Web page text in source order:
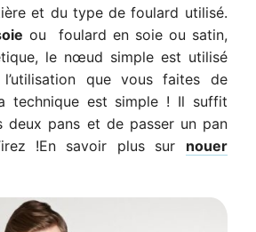
et du type de foulard utilisé.
ou foulard en soie ou satin,
le nœud simple est utilisé
que vous faites de
technique est simple ! Il suffit
deux pans et de passer un pan
!En savoir plus sur nouer